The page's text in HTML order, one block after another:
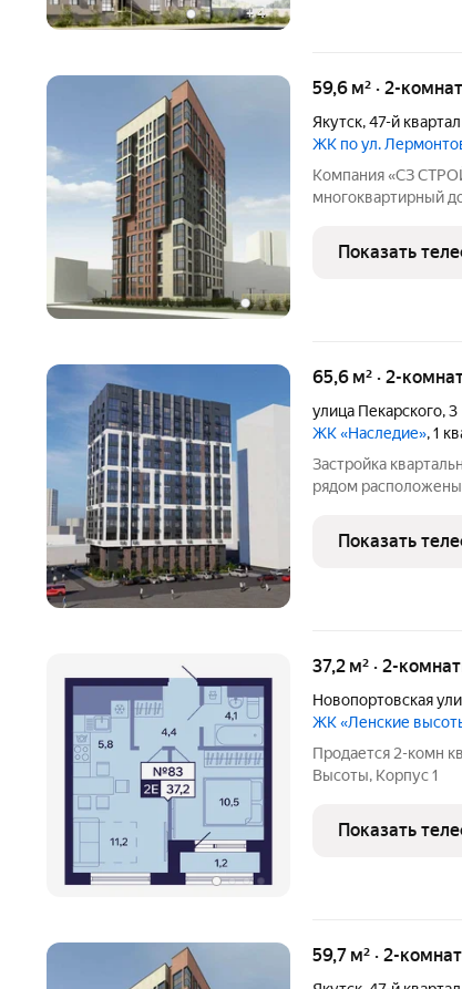
+4
59,6 м² · 2-
Якутск,47-й квартал
ЖК по ул.
Компания «СЗ
многоквартирный
16трёхкомнатные.
жилая площадь
Показать
65,6 м² · 2-
улица Пекарского,3
ЖК «Наследие», 1
Застройка
рядом
Показать
37,2 м² · 2-
Новопортовская
ЖК «Ленские
Продается 2-комн
Высоты, Корпус 1
Показать
59,7 м² · 2-